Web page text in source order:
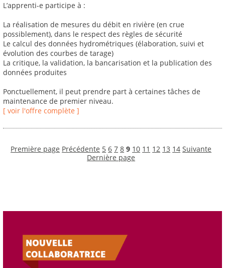
L’apprenti-e participe à :
La réalisation de mesures du débit en rivière (en crue
possiblement), dans le respect des règles de sécurité
Le calcul des données hydrométriques (élaboration, suivi et
évolution des courbes de tarage)
La critique, la validation, la bancarisation et la publication des
données produites
Ponctuellement, il peut prendre part à certaines tâches de
maintenance de premier niveau.
[ voir l'offre complète ]
Première page Précédente 5 6 7 8 9 10 11 12 13 14 Suivante
Dernière page